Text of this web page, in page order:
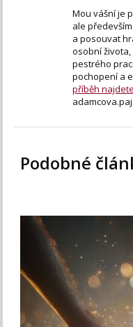
Mou vášní je
ale
a posouvat
osobní
pestrého
pochopení a
příběh
Podobné